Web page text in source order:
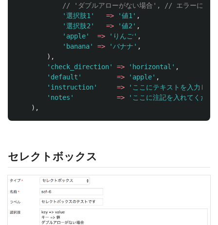
// 'ダブルアローがない場合', // エラーになり
'選択肢1'
=> '値1' ,
'選択肢2'
=> '値2' ,
'apple'
=> 'りんご' ,
'banana'
=> 'バナナ' ,
),
'check_direction'
=> 'horizontal' ,
'default'
=> 'apple' ,
'instruction'
=>
'ここにテキストを入力して
'notes'
=>
'ここに注記を入れてくださ
),
セレクトボックス